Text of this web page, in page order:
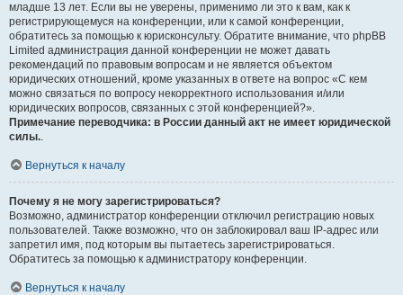
младше 13 лет. Если вы не уверены, применимо ли это к вам, как к
регистрирующемуся на конференции, или к самой конференции,
обратитесь за помощью к юрисконсульту. Обратите внимание, что phpBB
Limited администрация данной конференции не может давать
рекомендаций по правовым вопросам и не является объектом
юридических отношений, кроме указанных в ответе на вопрос «С кем
можно связаться по вопросу некорректного использования и/или
юридических вопросов, связанных с этой конференцией?».
Примечание переводчика: в России данный акт не имеет юридической
силы..
Вернуться к началу
Почему я не могу зарегистрироваться?
Возможно, администратор конференции отключил регистрацию новых
пользователей. Также возможно, что он заблокировал ваш IP-адрес или
запретил имя, под которым вы пытаетесь зарегистрироваться.
Обратитесь за помощью к администратору конференции.
Вернуться к началу